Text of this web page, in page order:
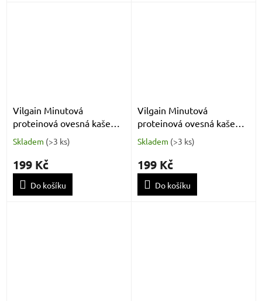
Vilgain Minutová
proteinová ovesná kaše
skořicová rolka 400 g
Skladem (>3 ks)
199 Kč
Do košíku
Vilgain Minutová
proteinová ovesná kaše
čokoládové brownie 400 g
Skladem (>3 ks)
199 Kč
Do košíku